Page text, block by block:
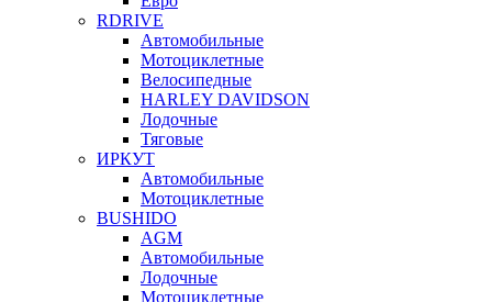
RDRIVE
Автомобильные
Мотоциклетные
Велосипедные
HARLEY DAVIDSON
Лодочные
Тяговые
ИРКУТ
Автомобильные
Мотоциклетные
BUSHIDO
AGM
Автомобильные
Лодочные
Мотоциклетные